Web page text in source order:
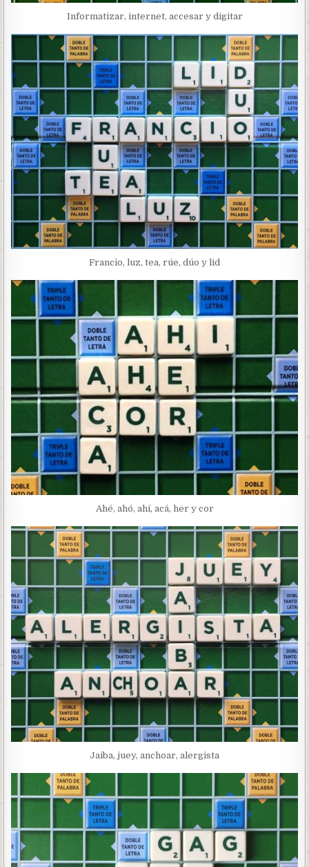
Informatizar, internet, accesar y digitar
Francio, luz, tea, rúe, dúo y lid
Ahé, ahó, ahí, acá, her y cor
Jaiba, juey, anchoar, alergista